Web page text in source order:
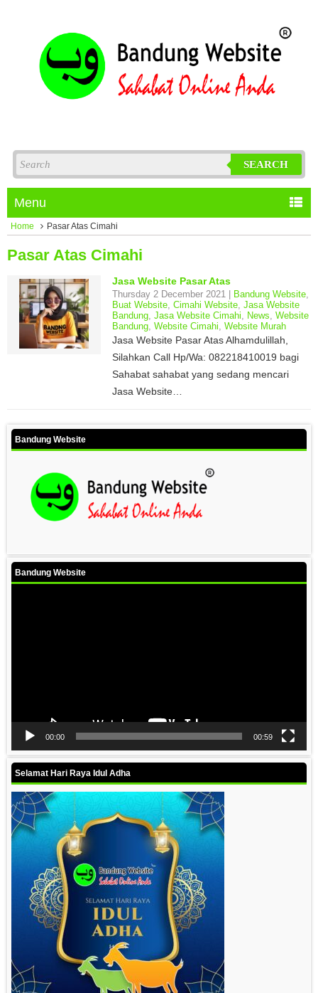
SEARCH
Menu
Home Pasar Atas Cimahi
Pasar Atas Cimahi
Jasa Website Pasar Atas
Thursday 2 December 2021 | Bandung Website,
Buat Website, Cimahi Website, Jasa Website
Bandung, Jasa Website Cimahi, News, Website
Bandung, Website Cimahi, Website Murah
Jasa Website Pasar Atas Alhamdulillah,
Silahkan Call Hp/Wa: 082218410019 bagi
Sahabat sahabat yang sedang mencari
Jasa Website…
Bandung Website
Bandung Website
00:00 00:59
Selamat Hari Raya Idul Adha